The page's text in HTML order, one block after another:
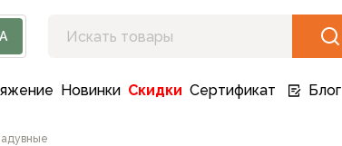
Новинки Скидки Сертификат Блог